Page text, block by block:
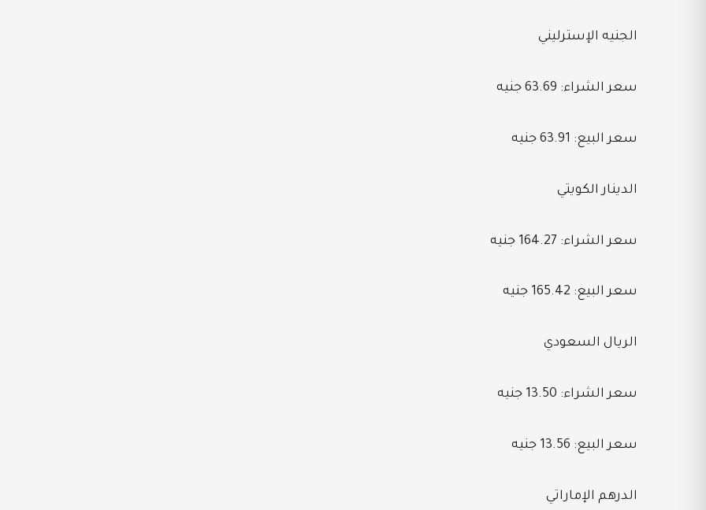
الجنيه الإسترليني
سعر الشراء: 63.69 جنيه
سعر البيع: 63.91 جنيه
الدينار الكويتي
سعر الشراء: 164.27 جنيه
سعر البيع: 165.42 جنيه
الريال السعودي
سعر الشراء: 13.50 جنيه
سعر البيع: 13.56 جنيه
الدرهم الإماراتي